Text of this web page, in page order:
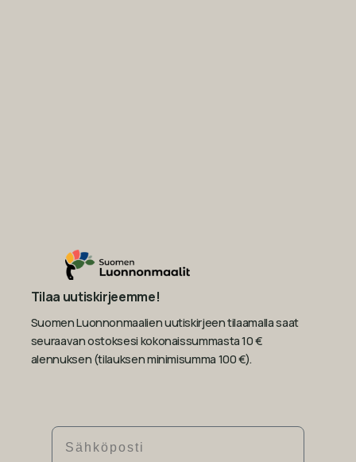
Tilaa uutiskirjeemme!
Suomen Luonnonmaalien uutiskirjeen tilaamalla saat
seuraavan ostoksesi kokonaissummasta 10 €
alennuksen (tilauksen minimisumma 100 €).
Sähköposti